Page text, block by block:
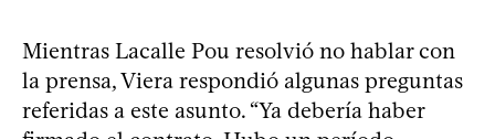
Mientras Lacalle Pou resolvió no hablar con
la prensa, Viera respondió algunas preguntas
referidas a este asunto. “Ya debería haber